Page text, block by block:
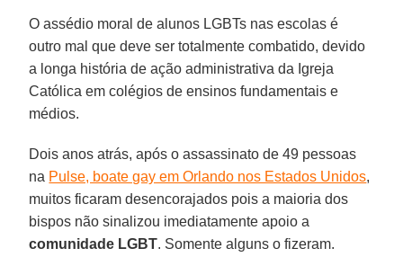
O assédio moral de alunos LGBTs nas escolas é
outro mal que deve ser totalmente combatido, devido
a longa história de ação administrativa da Igreja
Católica em colégios de ensinos fundamentais e
médios.
Dois anos atrás, após o assassinato de 49 pessoas
na Pulse, boate gay em Orlando nos Estados Unidos,
muitos ficaram desencorajados pois a maioria dos
bispos não sinalizou imediatamente apoio a
comunidade LGBT. Somente alguns o fizeram.